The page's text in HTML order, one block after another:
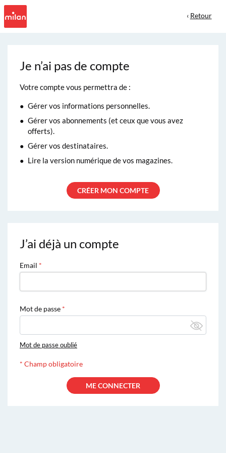
‹ Retour
J’ai déjà un compte
Email
Mot de passe
Mot de passe oublié
* Champ obligatoire
Je n’ai pas de compte
Votre compte vous permettra de :
Gérer vos informations personnelles.
Gérer vos abonnements (et ceux que vous avez
offerts).
Gérer vos destinataires.
Lire la version numérique de vos magazines.
CRÉER MON COMPTE